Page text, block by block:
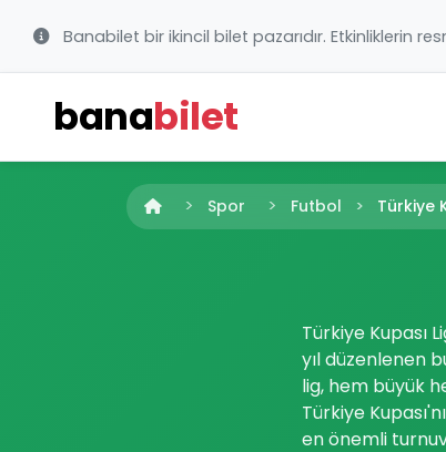
Banabilet bir ikincil bilet pazarıdır. Etkinliklerin
banabilet
Spor Futbol Türkiye
Türkiye Kupası
yıl düzenlenen
lig, hem büyük
Türkiye
en önemli